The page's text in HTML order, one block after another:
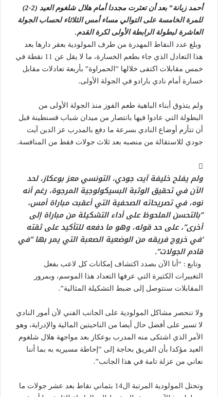
أحمد زبانة” بعد أن تعثرت مجددا أمام هلال شلغوم العيد (2-2)
للمرة الخامسة على التوالي مساء أمس الثلاثاء لحساب الجولة
العاشرة لبطولة الرابطة الأولى لكرة القدم.
وبلغ عدد النقاط المهدرة من طرف المولودية بعقر دارها بعد
هذا التعادل الذي جاء بطعم الخسارة، ما لا يقل عن 11 نقطة في
خمس مقابلات اكتفى خلالها ”الحمراوة” بأربعة تعادلات مقابل
خسارة أمام نادي بارادو في الجولة الأولى.
ولم يتذوق أبناء الباهية طعم الفوز منذ الجولة الأولى من
البطولة التي عادوا فيها بانتصار من ميدان شباب قسنطينة قبل
أن تتأزم أوضاع النادي بسرعة ما دفع بالمدرب عز الدين آيت
جودي للاستقالة من منصبه بعد ثلاث جولات فقط من المنافسة.
ولم يفلح خليفة آيت جودي، التونسي معز بوعكاز، لحد
الآن في تحقيق الوثبة البسيكولوجية المرجوة، رغم أنه
نوه، في تصريحاته الصحفية التي أعقبت مباراة أمس،
”بالتحسن الملحوظ على أداء التشكيلة من مباراة إلى
أخرى”، على حد قوله، وهو ما دفعه للتأكيد على ثقته
‘في خروج فريقه من الوضعية الصعبة التي يمر بها ”في
قادم الجولات”.
وتابع : “أنا الآن بصدد اكتشاف إمكانات كل لاعب بفعل
التغييرات الكثيرة التي عرفها التعداد هذا الموسم، وبمرور
المقابلات سنتوصل إلى ضبط التشكيلة المثالية”.
ولا تنحصر مشاكل المولودية على الجانب الفني لأن أمور النادي
لا تسير على أفضل حال أيضا من الناحيتين المالية والإدراية، وهو
الأمر الذي اشتكى منه المدرب بوعكاز بعد مواجهة هلال شلغوم
العيد مؤكدا بأن الفريق بحاجة إلى ”إحاطة مسيريه به بما أننا
نعاني من عزلة تامة في هذا الجانب”.
وتحتل المولودية المرتبة ال14 بثماني نقاط بعد عشر جولات ما